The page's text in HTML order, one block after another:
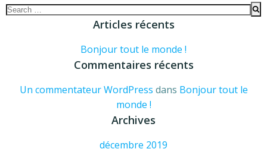
Search
Articles récents
Bonjour tout le monde !
Commentaires récents
Un commentateur WordPress dans Bonjour tout le
monde !
Archives
décembre 2019